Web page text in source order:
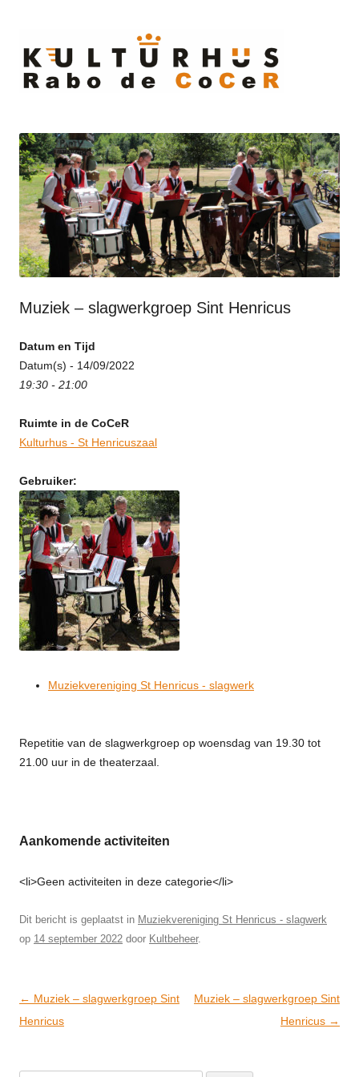
Muziek – slagwerkgroep Sint Henricus
Datum en Tijd
Datum(s) - 14/09/2022
19:30 - 21:00
Ruimte in de CoCeR
Kulturhus - St Henricuszaal
Gebruiker:
Muziekvereniging St Henricus - slagwerk
Repetitie van de slagwerkgroep op woensdag van 19.30 tot
21.00 uur in de theaterzaal.
Aankomende activiteiten
<li>Geen activiteiten in deze categorie</li>
Dit bericht is geplaatst in Muziekvereniging St Henricus - slagwerk
op 14 september 2022 door Kultbeheer.
Post
navigation
← Muziek – slagwerkgroep Sint
Henricus
Muziek – slagwerkgroep Sint
Henricus →